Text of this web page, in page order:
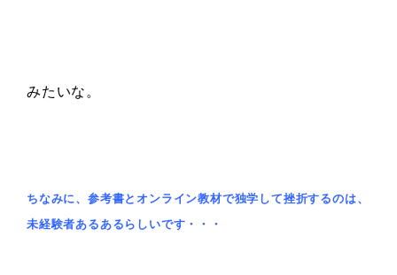
みたいな。
ちなみに、参考書とオンライン教材で独学して挫折するのは、
未経験者あるあるらしいです・・・